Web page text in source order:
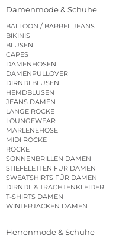
Damenmode & Schuhe
BALLOON / BARREL JEANS
BIKINIS
BLUSEN
CAPES
DAMENHOSEN
DAMENPULLOVER
DIRNDLBLUSEN
HEMDBLUSEN
JEANS DAMEN
LANGE RÖCKE
LOUNGEWEAR
MARLENEHOSE
MIDI RÖCKE
RÖCKE
SONNENBRILLEN DAMEN
STIEFELETTEN FÜR DAMEN
SWEATSHIRTS FÜR DAMEN
DIRNDL & TRACHTENKLEIDER
T-SHIRTS DAMEN
WINTERJACKEN DAMEN
Herrenmode & Schuhe